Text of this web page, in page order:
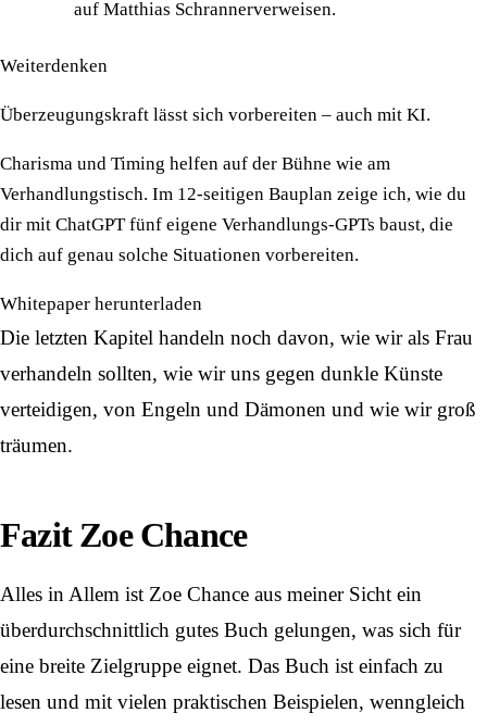
auf Matthias Schrannerverweisen.
Weiterdenken
Überzeugungskraft lässt sich vorbereiten – auch mit KI.
Charisma und Timing helfen auf der Bühne wie am
Verhandlungstisch. Im 12-seitigen Bauplan zeige ich, wie du
dir mit ChatGPT fünf eigene Verhandlungs-GPTs baust, die
dich auf genau solche Situationen vorbereiten.
Whitepaper herunterladen
Die letzten Kapitel handeln noch davon, wie wir als Frau
verhandeln sollten, wie wir uns gegen dunkle Künste
verteidigen, von Engeln und Dämonen und wie wir groß
träumen.
Fazit Zoe Chance
Alles in Allem ist Zoe Chance aus meiner Sicht ein
überdurchschnittlich gutes Buch gelungen, was sich für
eine breite Zielgruppe eignet. Das Buch ist einfach zu
lesen und mit vielen praktischen Beispielen, wenngleich